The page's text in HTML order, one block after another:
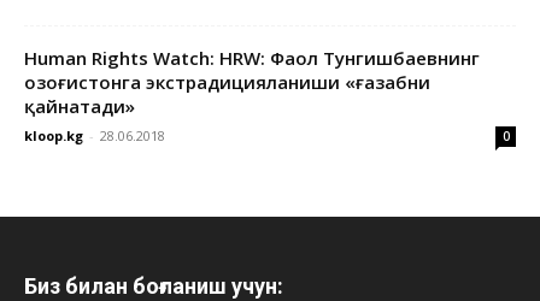
Human Rights Watch: HRW: Фаол Тунгишбаевнинг
Қозоғистонга экстрадицияланиши «ғазабни
қайнатади»
kloop.kg - 28.06.2018 0
Биз билан боғланиш учун: